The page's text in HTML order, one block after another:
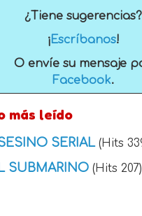
¿Tiene sugerencias?
¡Escríbanos!
O envíe su mensaje
Facebook.
más leído
SERIAL (Hits
SUBMARINO (Hits 207)